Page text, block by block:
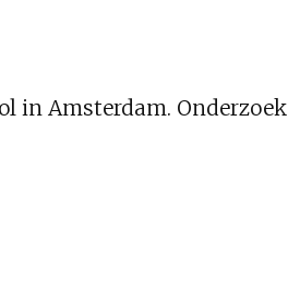
in Amsterdam. Onderzoek